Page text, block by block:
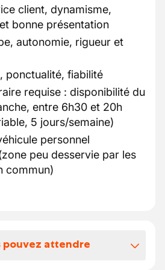
client, dynamisme,
bonne présentation
autonomie, rigueur et
ponctualité, fiabilité
requise : disponibilité du
entre 6h30 et 20h
5 jours/semaine)
personnel
peu desservie par les
commun)
pouvez attendre